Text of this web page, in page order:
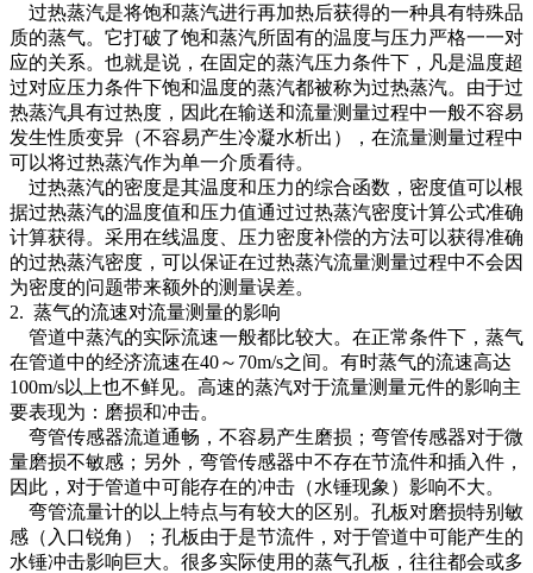
过热蒸汽是将饱和蒸汽进行再加热后获得的一种具有特殊品
质的蒸气。它打破了饱和蒸汽所固有的温度与压力严格一一对
应的关系。也就是说，在固定的蒸汽压力条件下，凡是温度超
过对应压力条件下饱和温度的蒸汽都被称为过热蒸汽。由于过
热蒸汽具有过热度，因此在输送和流量测量过程中一般不容易
发生性质变异（不容易产生冷凝水析出），在流量测量过程中
可以将过热蒸汽作为单一介质看待。
过热蒸汽的密度是其温度和压力的综合函数，密度值可以根
据过热蒸汽的温度值和压力值通过过热蒸汽密度计算公式准确
计算获得。采用在线温度、压力密度补偿的方法可以获得准确
的过热蒸汽密度，可以保证在过热蒸汽流量测量过程中不会因
为密度的问题带来额外的测量误差。
2. 蒸气的流速对流量测量的影响
管道中蒸汽的实际流速一般都比较大。在正常条件下，蒸气
在管道中的经济流速在40～70m/s之间。有时蒸气的流速高达
100m/s以上也不鲜见。高速的蒸汽对于流量测量元件的影响主
要表现为：磨损和冲击。
弯管传感器流道通畅，不容易产生磨损；弯管传感器对于微
量磨损不敏感；另外，弯管传感器中不存在节流件和插入件，
因此，对于管道中可能存在的冲击（水锤现象）影响不大。
弯管流量计的以上特点与有较大的区别。孔板对磨损特别敏
感（入口锐角）；孔板由于是节流件，对于管道中可能产生的
水锤冲击影响巨大。很多实际使用的蒸气孔板，往往都会或多